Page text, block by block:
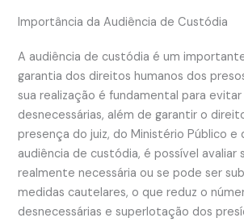
Importância da Audiência de Custódia
A audiência de custódia é um
garantia dos direitos humanos dos
sua realização é fundamental para evitar
desnecessárias, além de garantir o
presença do juiz, do Ministério Público e
audiência de custódia, é possível avaliar
realmente necessária ou se pode ser
medidas cautelares, o que reduz o
desnecessárias e superlotação dos